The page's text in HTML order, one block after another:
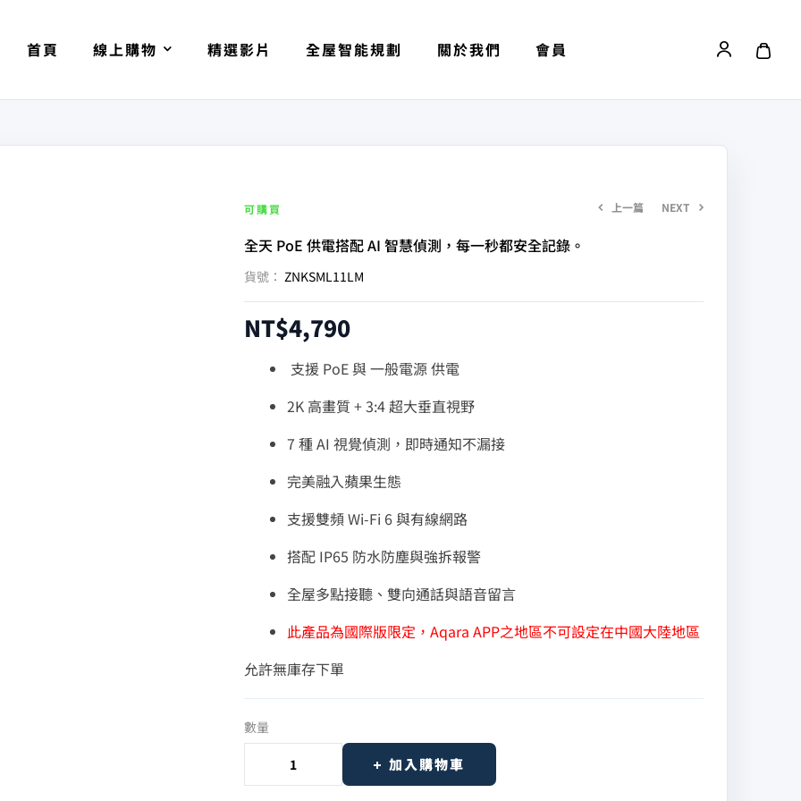
首頁 線上購物 精選影片 全屋智能規劃 關於我們 會員
可購買 上一篇
NT$
NEXT
全天 PoE 供電搭配 AI 智慧偵測，每一秒都安全記錄。
貨號： ZNKSML11LM
NT$4,790
支援 PoE 與 一般電源 供電
2K 高畫質 + 3:4 超大垂直視野
7 種 AI 視覺偵測，即時通知不漏接
完美融入蘋果生態
支援雙頻 Wi‑Fi 6 與有線網路
搭配 IP65 防水防塵與強拆報警
全屋多點接聽、雙向通話與語音留言
此產品為國際版限定，Aqara APP之地區不可設定在中國大陸地區
允許無庫存下單
數量
加入購物車